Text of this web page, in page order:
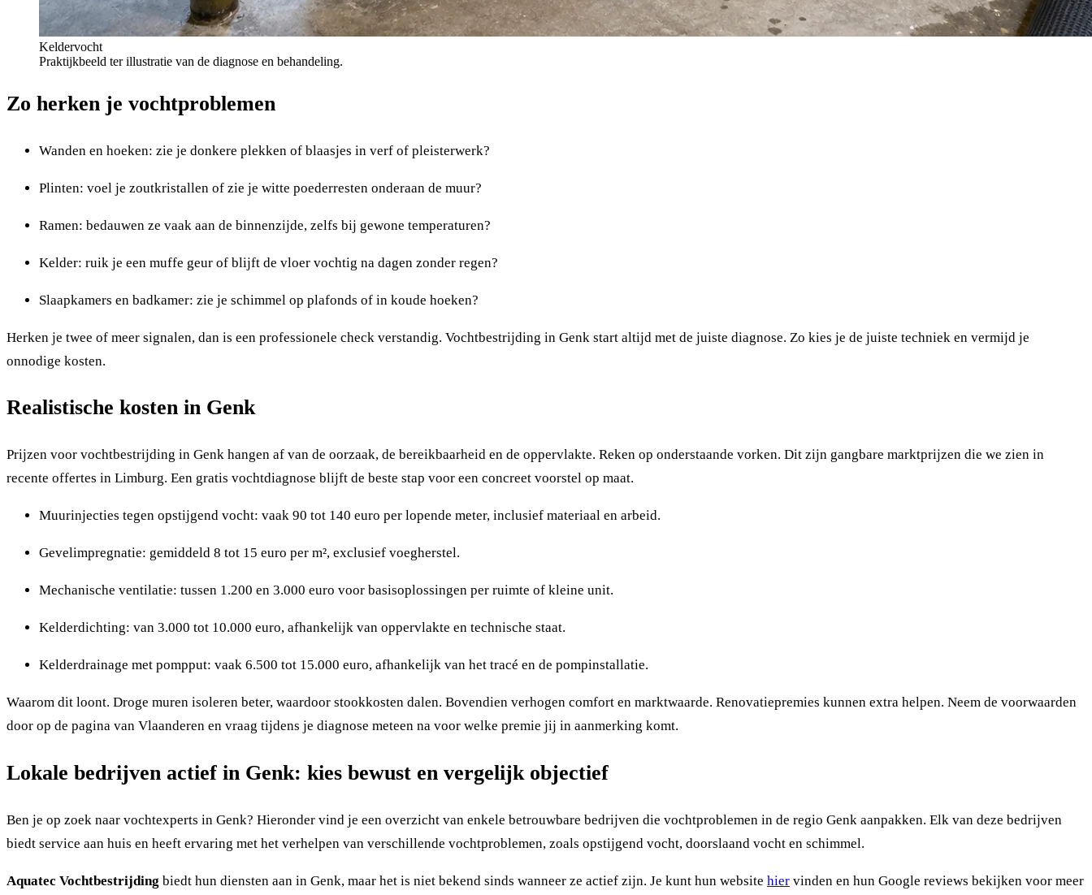
Keldervocht
Praktijkbeeld ter illustratie van de diagnose en behandeling.
Zo herken je vochtproblemen
Wanden en hoeken: zie je donkere plekken of blaasjes in verf of pleisterwerk?
Plinten: voel je zoutkristallen of zie je witte poederresten onderaan de muur?
Ramen: bedauwen ze vaak aan de binnenzijde, zelfs bij gewone temperaturen?
Kelder: ruik je een muffe geur of blijft de vloer vochtig na dagen zonder regen?
Slaapkamers en badkamer: zie je schimmel op plafonds of in koude hoeken?
Herken je twee of meer signalen, dan is een professionele check verstandig. Vochtbestrijding in Genk start altijd met de juiste diagnose. Zo kies je de juiste techniek en vermijd je
onnodige kosten.
Realistische kosten in Genk
Prijzen voor vochtbestrijding in Genk hangen af van de oorzaak, de bereikbaarheid en de oppervlakte. Reken op onderstaande vorken. Dit zijn gangbare marktprijzen die we zien in
recente offertes in Limburg. Een gratis vochtdiagnose blijft de beste stap voor een concreet voorstel op maat.
Muurinjecties tegen opstijgend vocht: vaak 90 tot 140 euro per lopende meter, inclusief materiaal en arbeid.
Gevelimpregnatie: gemiddeld 8 tot 15 euro per m², exclusief voegherstel.
Mechanische ventilatie: tussen 1.200 en 3.000 euro voor basisoplossingen per ruimte of kleine unit.
Kelderdichting: van 3.000 tot 10.000 euro, afhankelijk van oppervlakte en technische staat.
Kelderdrainage met pompput: vaak 6.500 tot 15.000 euro, afhankelijk van het tracé en de pompinstallatie.
Waarom dit loont. Droge muren isoleren beter, waardoor stookkosten dalen. Bovendien verhogen comfort en marktwaarde. Renovatiepremies kunnen extra helpen. Neem de voorwaarden
door op de pagina van Vlaanderen en vraag tijdens je diagnose meteen na voor welke premie jij in aanmerking komt.
Lokale bedrijven actief in Genk: kies bewust en vergelijk objectief
Ben je op zoek naar vochtexperts in Genk? Hieronder vind je een overzicht van enkele betrouwbare bedrijven die vochtproblemen in de regio Genk aanpakken. Elk van deze bedrijven
biedt service aan huis en heeft ervaring met het verhelpen van verschillende vochtproblemen, zoals opstijgend vocht, doorslaand vocht en schimmel.
Aquatec Vochtbestrijding biedt hun diensten aan in Genk, maar het is niet bekend sinds wanneer ze actief zijn. Je kunt hun website hier vinden en hun Google reviews bekijken voor meer